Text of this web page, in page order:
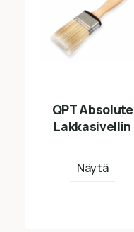
QPT Absolute
Lakkasivellin
Näytä